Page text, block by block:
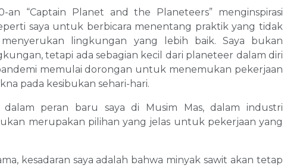
an “Captain Planet and the Planeteers” menginspirasi
saya untuk berbicara menentang praktik yang tidak
lingkungan yang lebih baik. Saya bukan
tetapi ada sebagian kecil dari planeteer dalam diri
memulai dorongan untuk menemukan pekerjaan
pada kesibukan sehari-hari.
dalam peran baru saya di Musim Mas, dalam industri
merupakan pilihan yang jelas untuk pekerjaan yang
kesadaran saya adalah bahwa minyak sawit akan tetap